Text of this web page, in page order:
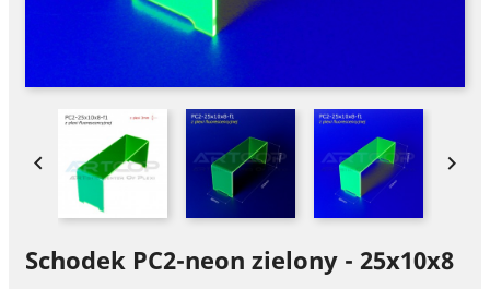
 
Schodek PC2-neon zielony - 25x10x8